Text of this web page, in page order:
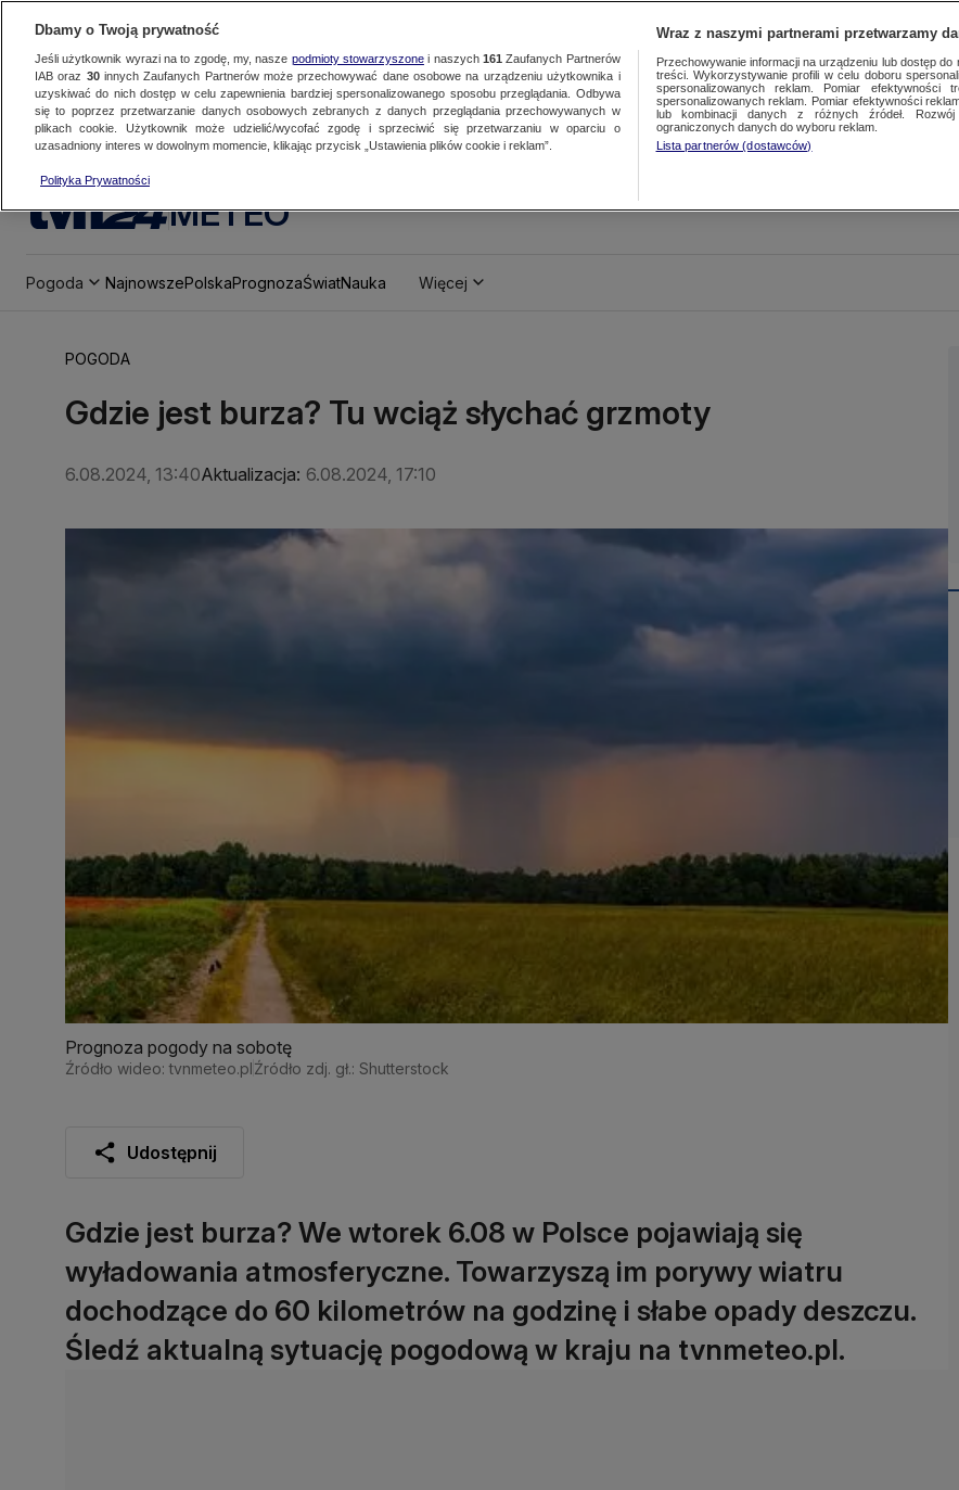
METEO
Pogoda NajnowszePolskaPrognozaŚwiatNauka Więcej
POGODA
Gdzie jest burza? Tu wciąż słychać grzmoty
6.08.2024, 13:40Aktualizacja: 6.08.2024, 17:10
Prognoza pogody na sobotę
Źródło wideo: tvnmeteo.plŹródło zdj. gł.: Shutterstock
Udostępnij
Gdzie jest burza? We wtorek 6.08 w Polsce pojawiają się
wyładowania atmosferyczne. Towarzyszą im porywy wiatru
dochodzące do 60 kilometrów na godzinę i słabe opady deszczu.
Śledź aktualną sytuację pogodową w kraju na tvnmeteo.pl.
Dbamy o Twoją prywatność
Jeśli użytkownik wyrazi na to zgodę, my, nasze podmioty stowarzyszonei naszych 161 Zaufanych Partnerów
IAB oraz 30innych Zaufanych Partnerów może przechowywać dane osobowe na urządzeniu użytkownika i
uzyskiwać do nich dostęp w celu zapewnienia bardziej spersonalizowanego sposobu przeglądania. Odbywa
się to poprzez przetwarzanie danych osobowych zebranych z danych przeglądania przechowywanych w
plikach cookie. Użytkownik może udzielić/wycofać zgodę i sprzeciwić się przetwarzaniu w oparciu o
uzasadniony interes w dowolnym momencie, klikając przycisk „Ustawienia plików cookie i reklam”.
Polityka Prywatności
Wraz z naszymi partnerami przetwarzamy
Przechowywanie informacji na urządzeniu lub dostęp
treści. Wykorzystywanie profili w celu doboru
spersonalizowanych reklam. Pomiar efektywności
spersonalizowanych reklam. Pomiar efektywności
lub kombinacji danych z różnych źródeł.
ograniczonych danych do wyboru reklam.
Lista partnerów (dostawców)